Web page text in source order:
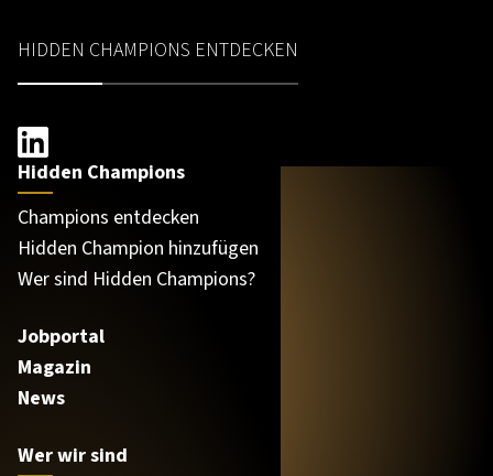
HIDDEN CHAMPIONS ENTDECKEN
Hidden Champions
Champions entdecken
Hidden Champion hinzufügen
Wer sind Hidden Champions?
Jobportal
Magazin
News
Wer wir sind